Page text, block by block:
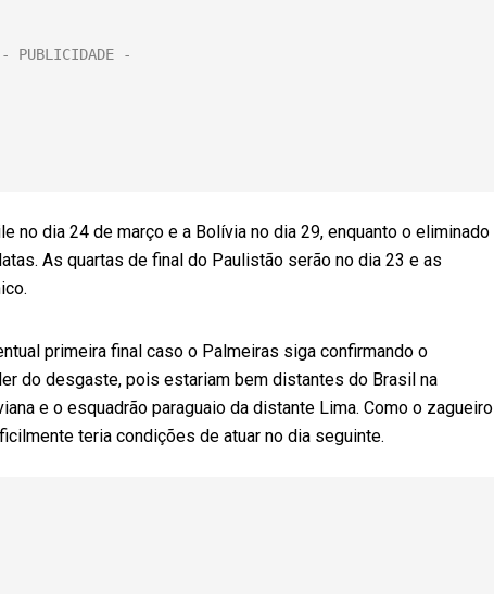
no dia 24 de março e a Bolívia no dia 29, enquanto o eliminado
As quartas de final do Paulistão serão no dia 23 e as
primeira final caso o Palmeiras siga confirmando o
do desgaste, pois estariam bem distantes do Brasil na
e o esquadrão paraguaio da distante Lima. Como o zagueiro
teria condições de atuar no dia seguinte.